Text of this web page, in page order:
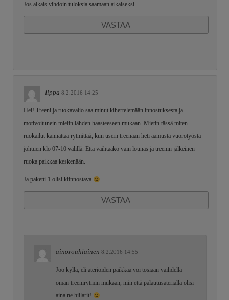
Jos alkais vihdoin tuloksia saamaan aikaiseksi…
VASTAA
Ilppa 8.2.2016 14:25
Hei! Treeni ja ruokavalio saa minut kihertelemään innostuksesta ja
motivoitunein mielin lähden haasteeseen mukaan. Mietin tässä miten
ruokailut kannattaa rytmittää, kun usein treenaan heti aamusta vuorotyöstä
johtuen klo 07-10 välillä. Että vaihtaako vain lounas ja treenin jälkeinen
ruoka paikkaa keskenään.
Ja paketti 1 olisi kiinnostava
VASTAA
ainorouhiainen 8.2.2016 14:55
Joo kyllä, eli aterioiden paikkaa voi tosiaan vaihdella
oman treenirytmin mukaan, niin että palautusaterialla olisi
aina ne hiilarit!